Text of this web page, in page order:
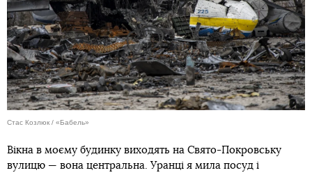
Стас Козлюк / «Бабель»
Вікна в моєму будинку виходять на Свято-Покровську
вулицю — вона центральна. Уранці я мила посуд і